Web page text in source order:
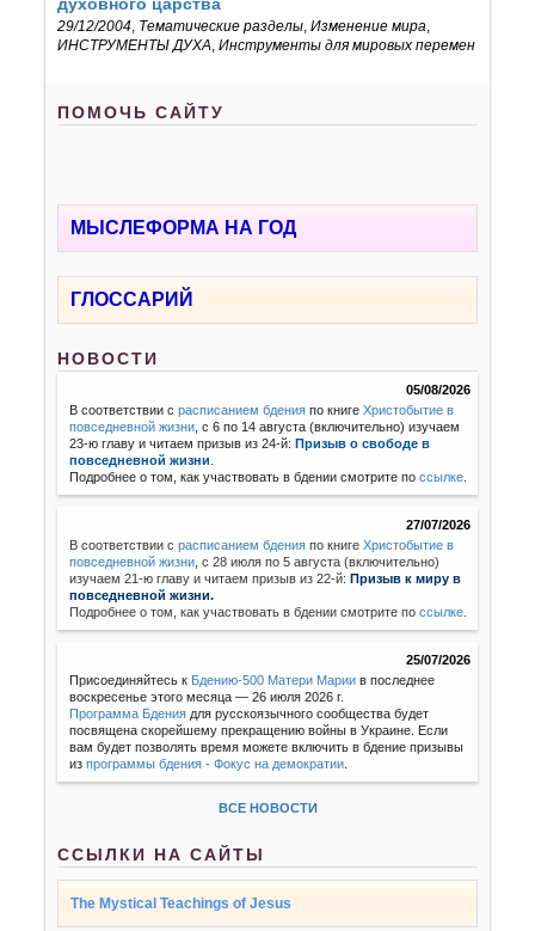
29/12/2004 Тематические разделы ,Изменение мира
ИНСТРУМЕНТЫ ДУХА ,Инструменты для мировых перемен
ПОМОЧЬ САЙТУ
МЫСЛЕФОРМА НА ГОД
ГЛОССАРИЙ
НОВОСТИ
05/08/2026
В соответствии срасписанием бдения по книгеХристобытие в
повседневной жизни , с 6 по 14 августа (включительно) изучаем
23-ю главу и читаем призыв из 24-й:Призыв о свободе в
повседневной жизни
Подробнее о том, как участвовать в бдении смотрите поссылке
27/07/2026
В соответствии с расписанием бдения по книгеХристобытие в
повседневной жизни с 28 июля по 5 августа (включительно)
изучаем 21-ю главу и читаем призыв из 22-й:Призыв к миру в
повседневной жизни.
Подробнее о том, как участвовать в бдении смотрите поссылке
25/07/2026
Присоединяйтесь к Бдению-500 Матери Марии в последнее
воскресенье этого месяца — 26 июля 2026 г.
Программа Бдения для русскоязычного сообщества будет
посвящена скорейшему прекращению войны в Украине. Если
вам будет позволять время можете включить в бдение призывы
изпрограммы бдения - Фокус на демократии
ВСЕ НОВОСТИ
ССЫЛКИ НА САЙТЫ
The Mystical Teachings of Jesus